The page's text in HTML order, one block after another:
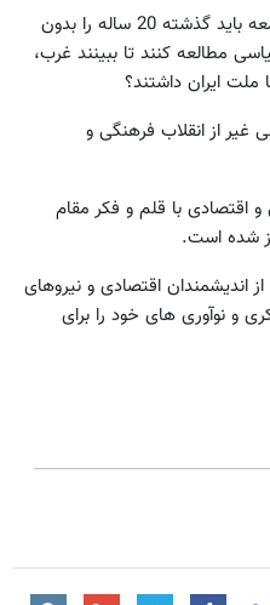
وی گفت: نخبگان و روشنفکران جامعه باید گذشته 20 ساله را بدون
کنند تا ببینند غرب،
ملت ایران داشتند؟
غیر از انقلاب فرهنگی و
اقتصادی با قلم و فکر مقام
شده است.
اقتصادی و نیروهای
و نوآوری های خود را برای